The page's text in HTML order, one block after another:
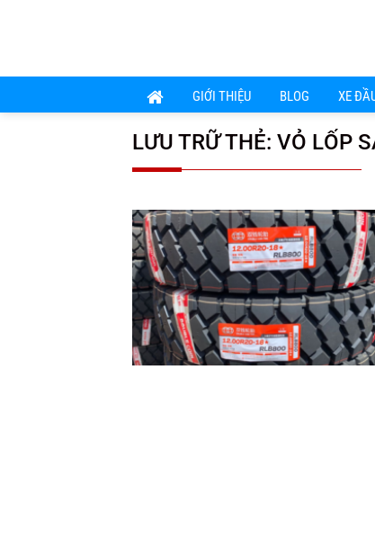
dung
GIỚI THIỆU BLOG XE
LƯU TRỮ THẺ: VỎ LỐP